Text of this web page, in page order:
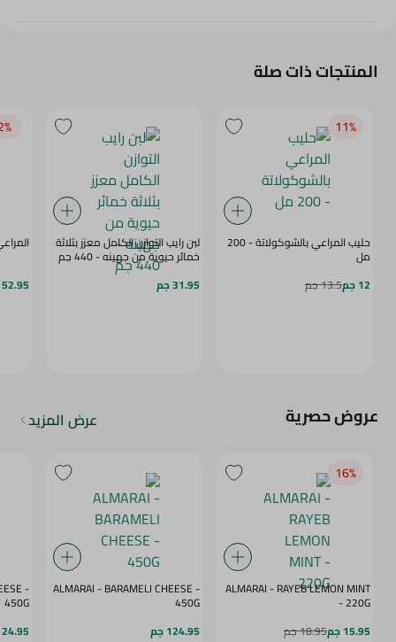
المنتجات ذات صلة
11‎%‎
حليب المراعي بالشوكولاتة - 200
مل
12 جم
13.5 جم
لبن رايب التوازن الكامل معزز بثلاثة
خمائر حيوية من جهينه - 440 جم
31.95 جم
52.95 جم
عروض حصرية عرض المزيد
16‎%‎
ALMARAI - RAYEB LEMON MINT
- 220G
15.95 جم
18.95 جم
ALMARAI - BARAMELI CHEESE -
450G
124.95 جم
-
450G
124.95